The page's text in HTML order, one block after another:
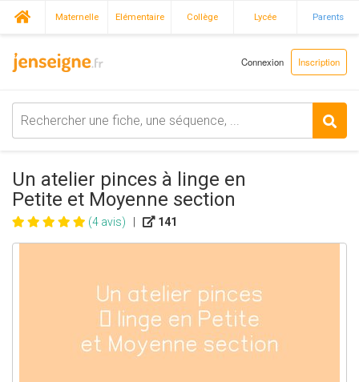
Maternelle Elémentaire Collège Lycée Parents
Connexion Inscription
Un atelier pinces à linge en
Petite et Moyenne section
(4 avis) 141